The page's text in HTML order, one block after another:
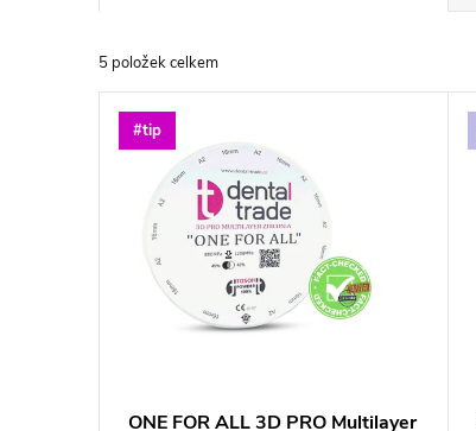
a
z
e
5 položek celkem
V#tip
ONE FOR ALL 3D PRO Multilayer